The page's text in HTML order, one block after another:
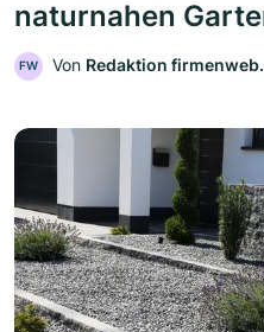
naturnahen
FW Von Redaktion